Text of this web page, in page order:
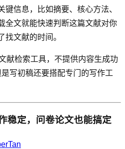
键信息，比如摘要、核心方法、
全文就能快速判断这篇文献对你
找文献的时间。
献检索工具，不提供内容生成功
写初稿还要搭配专门的写作工
稳定，问卷论文也能搞定